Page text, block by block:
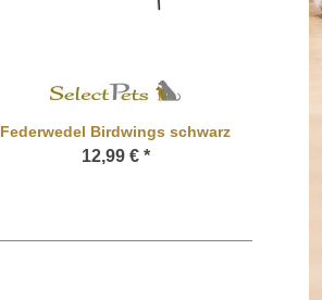
Federwedel Birdwings schwarz
12,99 € *